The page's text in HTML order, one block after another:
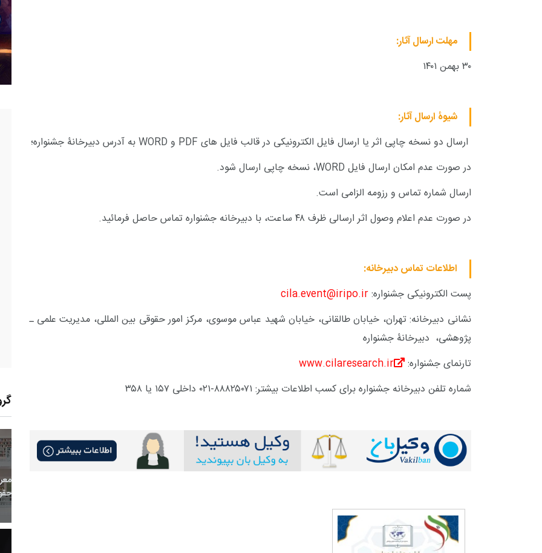
مهلت ارسال آثار:
۳۰ بهمن ۱۴۰۱
شیوۀ ارسال آثار:
ارسال دو نسخه چاپی اثر یا ارسال فایل الکترونیکی در قالب فایل های PDF و WORDبه آدرس دبیرخانۀ جشنواره؛
در صورت عدم امکان ارسال فایل WORD، نسخه چاپی ارسال شود.
ارسال شماره تماس و رزومه الزامی است.
در صورت عدم اعلام وصول اثر ارسالی ظرف ۴۸ ساعت، با دبیرخانه جشنواره تماس حاصل فرمائید.
اطلاعات تماس دبیرخانه:
پست الکترونیکی جشنواره:cila.event@iripo.ir
نشانی دبیرخانه: تهران، خیابان طالقانی، خیابان شهید عباس موسوی، مرکز امور حقوقی بین المللی، مدیریت علمی ـ
پژوهشی، دبیرخانۀ جشنواره
تارنمای جشنواره:
www.cilaresearch.ir
شماره تلفن دبیرخانه جشنواره برای کسب اطلاعات بیشتر: ۸۸۸۲۵۰۷۱-۰۲۱ داخلی ۱۵۷ یا ۳۵۸
16+ 0+ 0+ + 2